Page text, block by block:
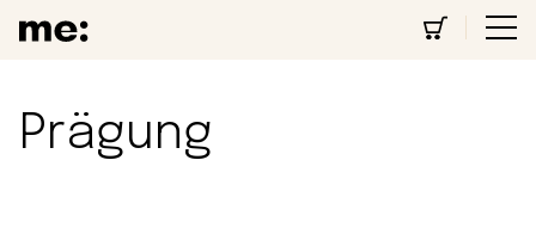
Prägung